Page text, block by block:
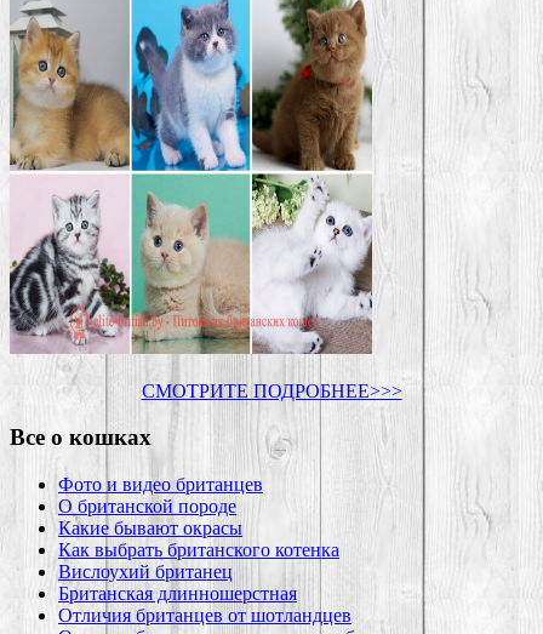
СМОТРИТЕ ПОДРОБНЕЕ>>>
Все о кошках
Фото и видео британцев
О британской породе
Какие бывают окрасы
Как выбрать британского котенка
Вислоухий британец
Британская длинношерстная
Отличия британцев от шотландцев